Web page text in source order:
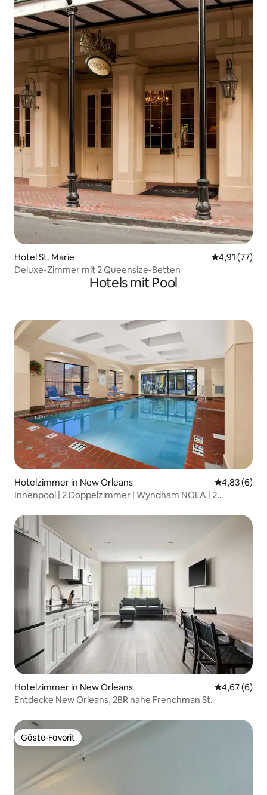
Hotel St. Marie
4,91 (77)
Deluxe-Zimmer mit 2 Queensize-Betten
Hotels mit Pool
Hotelzimmer in New Orleans
4,83 (6)
Innenpool | 2 Doppelzimmer | Wyndham NOLA | 2
Hotelzimmer in New Orleans
4,67 (6)
Entdecke New Orleans, 2BR nahe Frenchman St.
Gäste-Favorit
Gäste-Favorit